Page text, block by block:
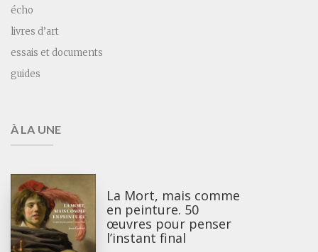
écho
livres d’art
essais et documents
guides
À LA UNE
La Mort, mais comme
en peinture. 50
œuvres pour penser
l’instant final